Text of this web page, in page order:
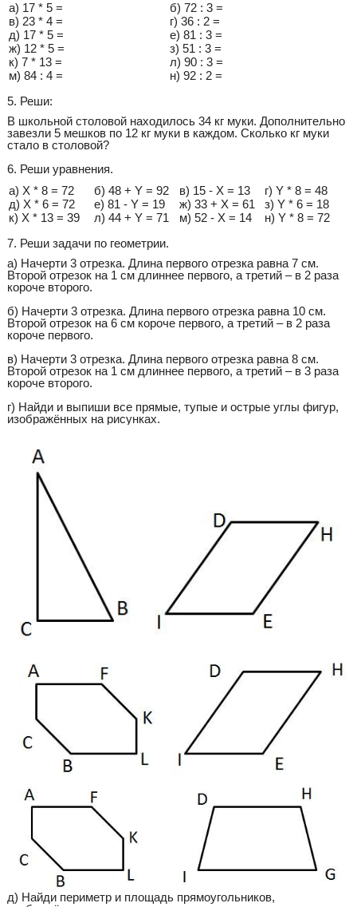
а) 17 * 5 =
б) 72 : 3 =
в) 23 * 4 =
г) 36 : 2 =
д) 17 * 5 =
е) 81 : 3 =
ж) 12 * 5 =
з) 51 : 3 =
к) 7 * 13 =
л) 90 : 3 =
м) 84 : 4 =
н) 92 : 2 =
5. Реши:
В школьной столовой находилось 34 кг муки. Дополнительно
завезли 5 мешков по 12 кг муки в каждом. Сколько кг муки
стало в столовой?
6. Реши уравнения.
а) X * 8 = 72
б) 48 + Y = 92 в) 15 - X = 13
г) Y * 8 = 48
д) X * 6 = 72
е) 81 - Y = 19 ж) 33 + X = 61
з) Y * 6 = 18
к) X * 13 = 39
л) 44 + Y = 71 м) 52 - X = 14
н) Y * 8 = 72
7. Реши задачи по геометрии.
а) Начерти 3 отрезка. Длина первого отрезка равна 7 см.
Второй отрезок на 1 см длиннее первого, а третий – в 2 раза
короче второго.
б) Начерти 3 отрезка. Длина первого отрезка равна 10 см.
Второй отрезок на 6 см короче первого, а третий – в 2 раза
короче первого.
в) Начерти 3 отрезка. Длина первого отрезка равна 8 см.
Второй отрезок на 1 см длиннее первого, а третий – в 3 раза
короче второго.
г) Найди и выпиши все прямые, тупые и острые углы фигур,
изображённых на рисунках.
д) Найди периметр и площадь прямоугольников,